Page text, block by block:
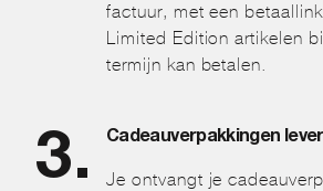
factuur, met een
Limited Edition artikelen
termijn kan betalen.
Cadeauverpakkingen
Je ontvangt je